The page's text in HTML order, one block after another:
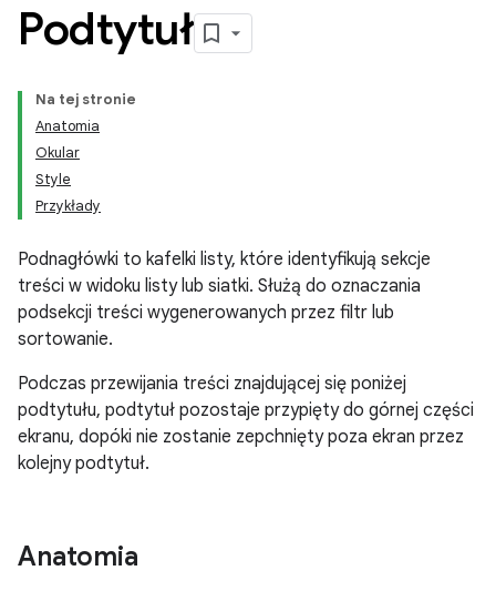
Podtytuł
Na tej stronie
Anatomia
Okular
Style
Przykłady
Podnagłówki to kafelki listy, które identyfikują sekcje
treści w widoku listy lub siatki. Służą do oznaczania
podsekcji treści wygenerowanych przez filtr lub
sortowanie.
Podczas przewijania treści znajdującej się poniżej
podtytułu, podtytuł pozostaje przypięty do górnej części
ekranu, dopóki nie zostanie zepchnięty poza ekran przez
kolejny podtytuł.
Anatomia